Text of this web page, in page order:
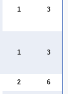
1 3
1 3
2 6